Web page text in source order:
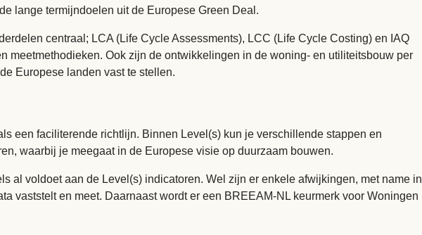
lange termijndoelen uit de Europese Green Deal.
centraal; LCA (Life Cycle Assessments), LCC (Life Cycle Costing) en IAQ
Ook zijn de ontwikkelingen in de woning- en utiliteitsbouw per
Europese landen vast te stellen.
een faciliterende richtlijn. Binnen Level(s) kun je verschillende stappen en
waarbij je meegaat in de Europese visie op duurzaam bouwen.
al voldoet aan de Level(s) indicatoren. Wel zijn er enkele afwijkingen, met name in
vaststelt en meet. Daarnaast wordt er een BREEAM-NL keurmerk voor Woningen